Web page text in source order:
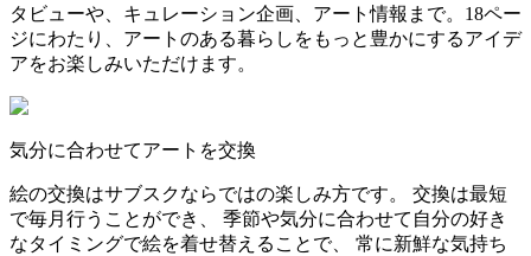
タビューや、キュレーション企画、アート情報まで。18ペー
ジにわたり、アートのある暮らしをもっと豊かにするアイデ
アをお楽しみいただけます。
気分に合わせてアートを交換
絵の交換はサブスクならではの楽しみ方です。 交換は最短
で毎月行うことができ、 季節や気分に合わせて自分の好き
なタイミングで絵を着せ替えることで、 常に新鮮な気持ち